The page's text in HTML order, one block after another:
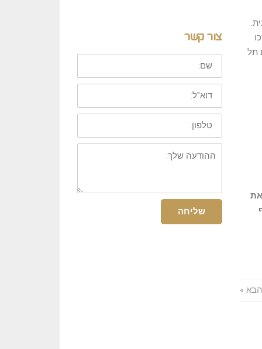
תל
את
הבא »
צור קשר
שם:
דוא"ל:
טלפון:
ההודעה
שלך:
שליחה